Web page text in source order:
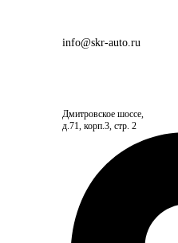
info@skr-auto.ru
Дмитровское шоссе,
д.71, корп.3, стр. 2